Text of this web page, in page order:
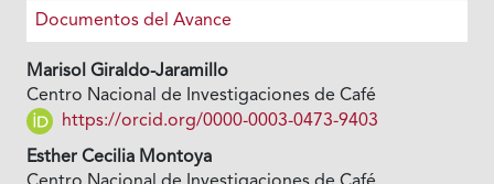
Documentos del Avance
Marisol Giraldo-Jaramillo
Centro Nacional de Investigaciones de Café
https://orcid.org/0000-0003-0473-9403
Esther Cecilia Montoya